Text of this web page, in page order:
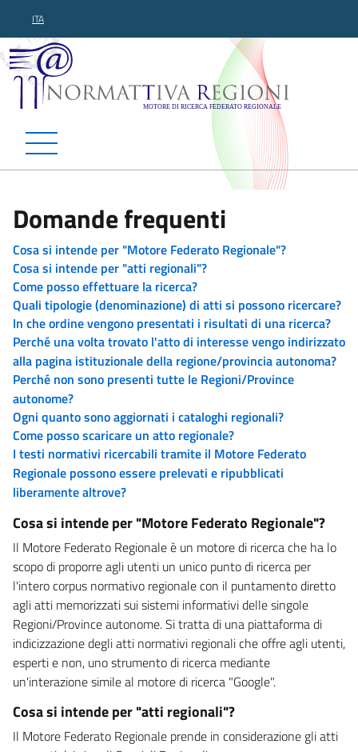
ITA
Normattiva Regioni -
Domande frequenti
Cosa si intende per "Motore Federato Regionale"?
Cosa si intende per "atti regionali"?
Come posso effettuare la ricerca?
Quali tipologie (denominazione) di atti si possono ricercare?
In che ordine vengono presentati i risultati di una ricerca?
Perché una volta trovato l'atto di interesse vengo indirizzato
alla pagina istituzionale della regione/provincia autonoma?
Perché non sono presenti tutte le Regioni/Province
autonome?
Ogni quanto sono aggiornati i cataloghi regionali?
Come posso scaricare un atto regionale?
I testi normativi ricercabili tramite il Motore Federato
Regionale possono essere prelevati e ripubblicati
liberamente altrove?
Cosa si intende per "Motore Federato Regionale"?
Il Motore Federato Regionale è un motore di ricerca che ha lo
scopo di proporre agli utenti un unico punto di ricerca per
l'intero corpus normativo regionale con il puntamento diretto
agli atti memorizzati sui sistemi informativi delle singole
Regioni/Province autonome. Si tratta di una piattaforma di
indicizzazione degli atti normativi regionali che offre agli utenti,
esperti e non, uno strumento di ricerca mediante
un'interazione simile al motore di ricerca "Google".
Cosa si intende per "atti regionali"?
Il Motore Federato Regionale prende in considerazione gli atti